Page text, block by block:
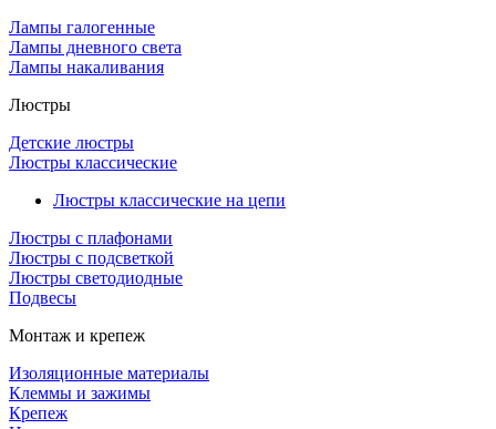
Лампы галогенные
Лампы дневного света
Лампы накаливания
Люстры
Детские люстры
Люстры классические
Люстры классические на цепи
Люстры с плафонами
Люстры с подсветкой
Люстры светодиодные
Подвесы
Монтаж и крепеж
Изоляционные материалы
Клеммы и зажимы
Крепеж